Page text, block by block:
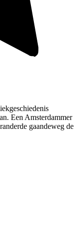
Een Amsterdammer
gaandeweg de